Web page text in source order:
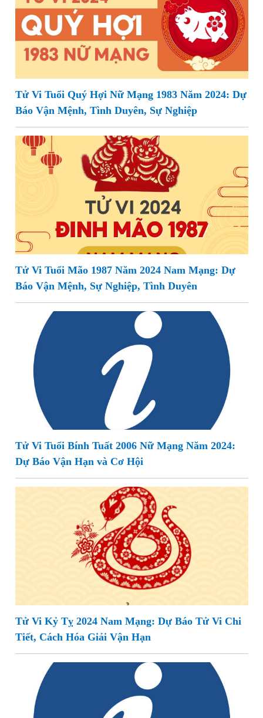
Tử Vi Tuổi Quý Hợi Nữ Mạng 1983 Năm 2024: Dự
Báo Vận Mệnh, Tình Duyên, Sự Nghiệp
Tử Vi Tuổi Mão 1987 Năm 2024 Nam Mạng: Dự
Báo Vận Mệnh, Sự Nghiệp, Tình Duyên
Tử Vi Tuổi Bính Tuất 2006 Nữ Mạng Năm 2024:
Dự Báo Vận Hạn và Cơ Hội
Tử Vi Kỷ Tỵ 2024 Nam Mạng: Dự Báo Tử Vi Chi
Tiết, Cách Hóa Giải Vận Hạn